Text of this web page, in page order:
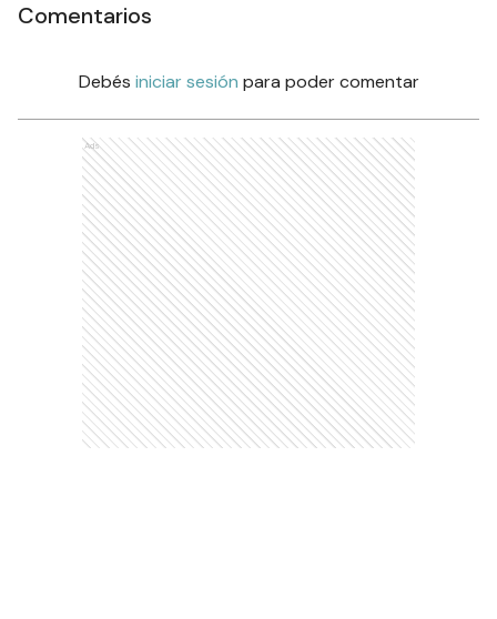
Comentarios
Debés iniciar sesión para poder comentar
Ads